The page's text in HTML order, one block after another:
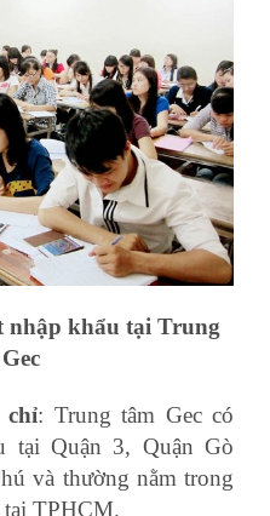
nhập khẩu tại Trung
chỉ: Trung tâm Gec có
tại Quận 3, Quận Gò
và thường nằm trong
TPHCM.